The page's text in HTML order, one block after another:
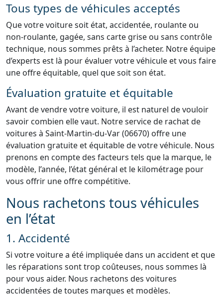
Tous types de véhicules acceptés
Que votre voiture soit état, accidentée, roulante ou
non-roulante, gagée, sans carte grise ou sans contrôle
technique, nous sommes prêts à l’acheter. Notre équipe
d’experts est là pour évaluer votre véhicule et vous faire
une offre équitable, quel que soit son état.
Évaluation gratuite et équitable
Avant de vendre votre voiture, il est naturel de vouloir
savoir combien elle vaut. Notre service de rachat de
voitures à Saint-Martin-du-Var (06670) offre une
évaluation gratuite et équitable de votre véhicule. Nous
prenons en compte des facteurs tels que la marque, le
modèle, l’année, l’état général et le kilométrage pour
vous offrir une offre compétitive.
Nous rachetons tous véhicules
en l’état
1. Accidenté
Si votre voiture a été impliquée dans un accident et que
les réparations sont trop coûteuses, nous sommes là
pour vous aider. Nous rachetons des voitures
accidentées de toutes marques et modèles.